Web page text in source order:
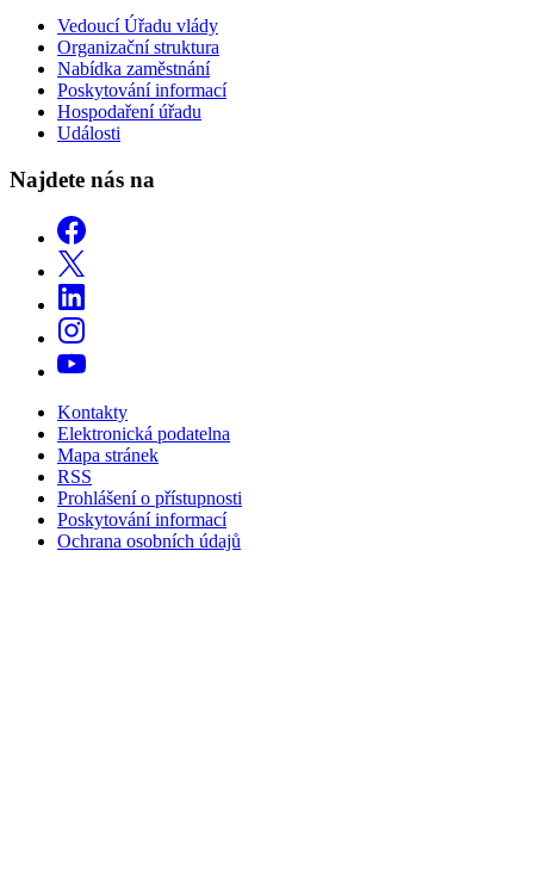
Vedoucí Úřadu vlády
Organizační struktura
Nabídka zaměstnání
Poskytování informací
Hospodaření úřadu
Události
Najdete nás na
Kontakty
Elektronická podatelna
Mapa stránek
RSS
Prohlášení o přístupnosti
Poskytování informací
Ochrana osobních údajů